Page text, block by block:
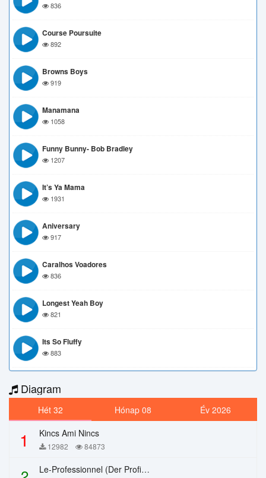
836
Course Poursuite
892
Browns Boys
919
Manamana
1058
Funny Bunny- Bob Bradley
1207
It’s Ya Mama
1931
Aniversary
917
Caralhos Voadores
836
Longest Yeah Boy
821
Its So Fluffy
883
Diagram
Hét 32 Hónap 08 Év 2026
1 Kincs Ami Nincs
12982 84873
Le-Professionnel (Der Profi) – Chi Mai